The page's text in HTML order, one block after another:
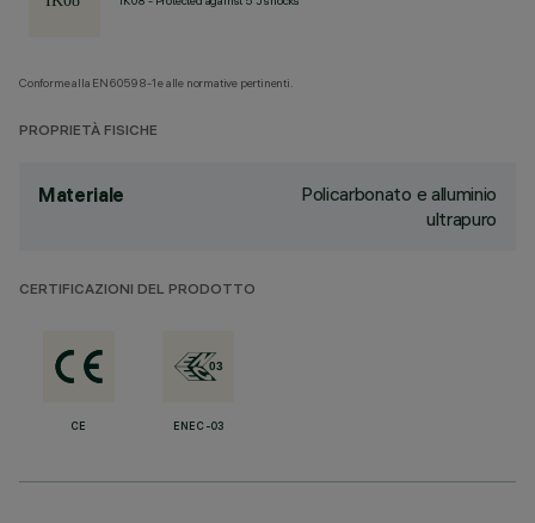
Conforme alla EN60598-1 e alle normative pertinenti.
PROPRIETÀ FISICHE
Materiale
Policarbonato e alluminio
ultrapuro
CERTIFICAZIONI DEL PRODOTTO
CE ENEC-03